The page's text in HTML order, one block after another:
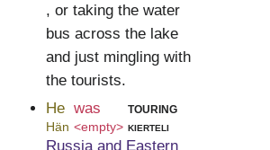
, or taking the water
bus across the lake
and just mingling with
the tourists.
He
Hän
was
<empty>
touring
kierteli
Russia and Eastern